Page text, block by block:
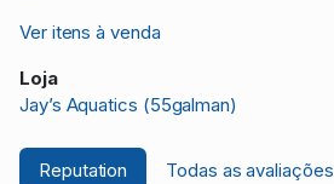
Ver itens à venda
Loja
Jay’s Aquatics (55galman)
Reputation
Todas as avaliações